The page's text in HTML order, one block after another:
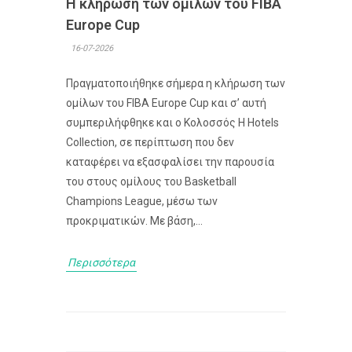
Η κλήρωση των ομίλων του FIBA
Europe Cup
16-07-2026
Πραγματοποιήθηκε σήμερα η κλήρωση των
ομίλων του FIBA Europe Cup και σ’ αυτή
συμπεριλήφθηκε και ο Κολοσσός H Hotels
Collection, σε περίπτωση που δεν
καταφέρει να εξασφαλίσει την παρουσία
του στους ομίλους του Basketball
Champions League, μέσω των
προκριματικών. Με βάση,...
Περισσότερα